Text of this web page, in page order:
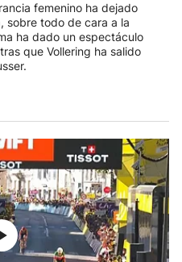
femenino ha dejado
sobre todo de cara a la
ha dado un espectáculo
que Vollering ha salido